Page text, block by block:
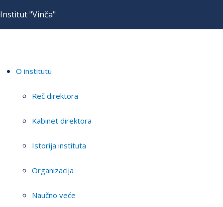
Institut "Vinča"
O institutu
Reč direktora
Kabinet direktora
Istorija instituta
Organizacija
Naučno veće